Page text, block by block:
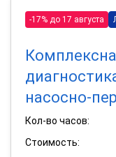
-17% до 17 августа
насосно-
Кол-во часов:
Стоимость: